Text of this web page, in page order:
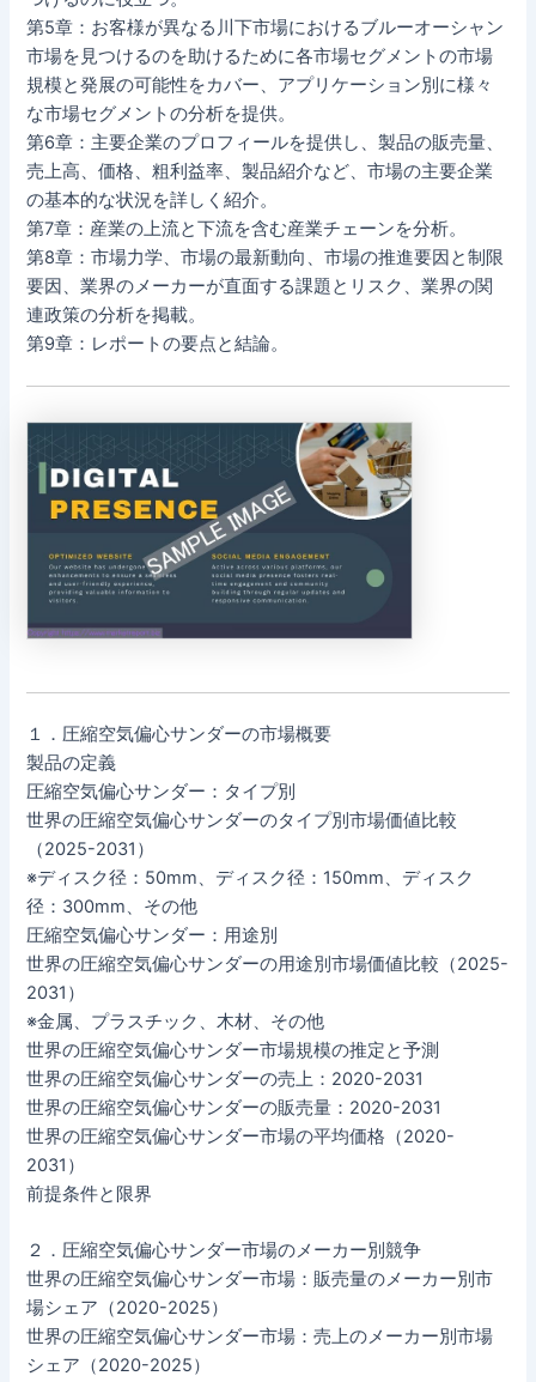
第5章：お客様が異なる川下市場におけるブルーオーシャン
市場を見つけるのを助けるために各市場セグメントの市場
規模と発展の可能性をカバー、アプリケーション別に様々
な市場セグメントの分析を提供。
第6章：主要企業のプロフィールを提供し、製品の販売量、
売上高、価格、粗利益率、製品紹介など、市場の主要企業
の基本的な状況を詳しく紹介。
第7章：産業の上流と下流を含む産業チェーンを分析。
第8章：市場力学、市場の最新動向、市場の推進要因と制限
要因、業界のメーカーが直面する課題とリスク、業界の関
連政策の分析を掲載。
第9章：レポートの要点と結論。
１．圧縮空気偏心サンダーの市場概要
製品の定義
圧縮空気偏心サンダー：タイプ別
世界の圧縮空気偏心サンダーのタイプ別市場価値比較
（2025-2031）
※ディスク径：50mm、ディスク径：150mm、ディスク
径：300mm、その他
圧縮空気偏心サンダー：用途別
世界の圧縮空気偏心サンダーの用途別市場価値比較（2025-
2031）
※金属、プラスチック、木材、その他
世界の圧縮空気偏心サンダー市場規模の推定と予測
世界の圧縮空気偏心サンダーの売上：2020-2031
世界の圧縮空気偏心サンダーの販売量：2020-2031
世界の圧縮空気偏心サンダー市場の平均価格（2020-
2031）
前提条件と限界
２．圧縮空気偏心サンダー市場のメーカー別競争
世界の圧縮空気偏心サンダー市場：販売量のメーカー別市
場シェア（2020-2025）
世界の圧縮空気偏心サンダー市場：売上のメーカー別市場
シェア（2020-2025）